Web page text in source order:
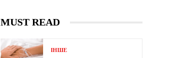
MUST READ
ІНШЕ